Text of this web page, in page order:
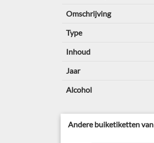
Omschrijving
Type
Inhoud
Jaar
Alcohol
Andere buiketiketten van